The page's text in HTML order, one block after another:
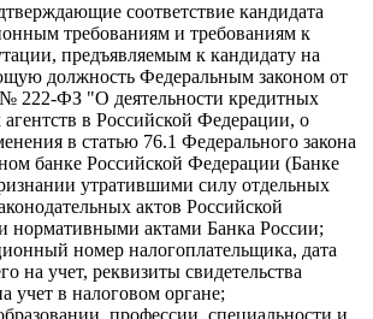
соответствие кандидата
требованиям и требованиям к
предъявляемым к кандидату на
должность Федеральным законом от
№ 222-ФЗ "О деятельности кредитных
в Российской Федерации, о
в статью 76.1 Федерального закона
банке Российской Федерации (Банке
утратившими силу отдельных
актов Российской
нормативными актами Банка России;
номер налогоплательщика, дата
на учет, реквизиты свидетельства
учет в налоговом органе;